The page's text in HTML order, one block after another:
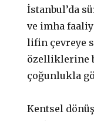
İstanbul’da
ve imha
lifin çevreye
özelliklerine
çoğunlukla
Kentsel